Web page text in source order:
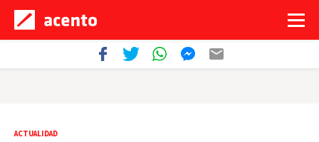
ACTUALIDAD